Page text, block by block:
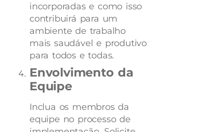
incorporadas e como isso
contribuirá para um
ambiente de trabalho
mais saudável e produtivo
para todos e todas.
Envolvimento da
Equipe
Inclua os membros da
equipe no processo de